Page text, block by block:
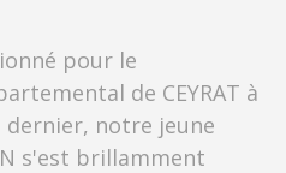
pour le
de CEYRAT à
dernier, notre jeune
s'est brillamment